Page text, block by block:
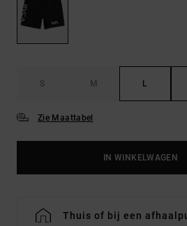
S M L
Zie Maattabel
IN WINKELWAGEN
Thuis of bij een